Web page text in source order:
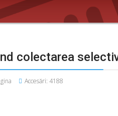
colectarea
Accesări: 4188